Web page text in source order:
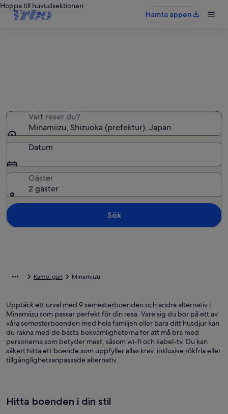
Hoppa till huvudsektionen
Hämta appen
Vart reser du?
Minamiizu, Shizuoka (prefektur), Japan
Datum
Gäster
2 gäster
Sök
Kamo-gun Minamiizu
Upptäck ett urval med 9 semesterboenden och andra alternativ i
Minamiizu som passar perfekt för din resa. Vare sig du bor på ett av
våra semesterboenden med hela familjen eller bara ditt husdjur kan
du räkna med de bästa bekvämligheterna för att må bra med
personerna som betyder mest, såsom wi-fi och kabel-tv. Du kan
säkert hitta ett boende som uppfyller allas krav, inklusive rökfria eller
tillgänglighetsanpassade alternativ.
Hitta boenden i din stil